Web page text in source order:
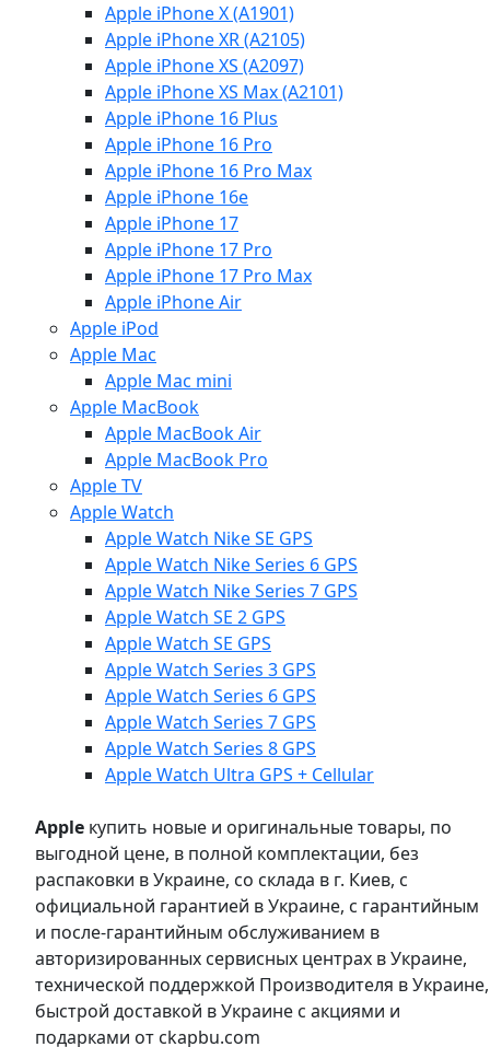
Apple iPhone X (A1901)
Apple iPhone XR (A2105)
Apple iPhone XS (A2097)
Apple iPhone XS Max (A2101)
Apple iPhone 16 Plus
Apple iPhone 16 Pro
Apple iPhone 16 Pro Max
Apple iPhone 16e
Apple iPhone 17
Apple iPhone 17 Pro
Apple iPhone 17 Pro Max
Apple iPhone Air
Apple iPod
Apple Mac
Apple Mac mini
Apple MacBook
Apple MacBook Air
Apple MacBook Pro
Apple TV
Apple Watch
Apple Watch Nike SE GPS
Apple Watch Nike Series 6 GPS
Apple Watch Nike Series 7 GPS
Apple Watch SE 2 GPS
Apple Watch SE GPS
Apple Watch Series 3 GPS
Apple Watch Series 6 GPS
Apple Watch Series 7 GPS
Apple Watch Series 8 GPS
Apple Watch Ultra GPS + Cellular
Apple купить новые и оригинальные товары, по
выгодной цене, в полной комплектации, без
распаковки в Украине, со склада в г. Киев, с
официальной гарантией в Украине, с гарантийным
и после-гарантийным обслуживанием в
авторизированных сервисных центрах в Украине,
технической поддержкой Производителя в Украине,
быстрой доставкой в Украине с акциями и
подарками от ckapbu.com